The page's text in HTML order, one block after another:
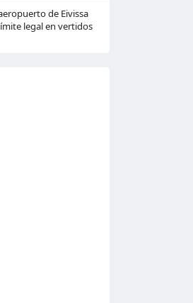
de Eivissa
legal en vertidos